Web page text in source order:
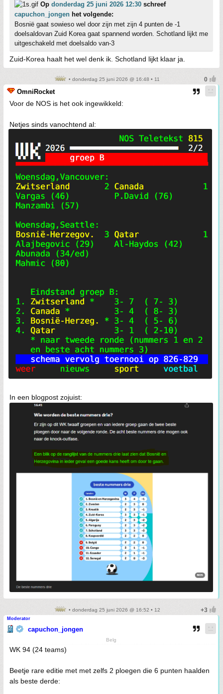
Op donderdag 25 juni 2026 12:30 schreef
capuchon_jongen het volgende:
Bosnië gaat sowieso wel door zijn met zijn 4 punten de -1
doelsaldovan Zuid Korea gaat spannend worden. Schotland lijkt me
uitgeschakeld met doelsaldo van-3
Zuid-Korea haalt het wel denk ik. Schotland lijkt klaar ja.
• donderdag 25 juni 2026 @ 16:48 • 11
OmniRocket
Voor de NOS is het ook ingewikkeld:
Netjes sinds vanochtend al:
In een blogpost zojuist:
• donderdag 25 juni 2026 @ 16:52 • 12
Moderator
capuchon_jongen
Belg
WK 94 (24 teams)
Beetje rare editie met met zelfs 2 ploegen die 6 punten haalden
als beste derde: